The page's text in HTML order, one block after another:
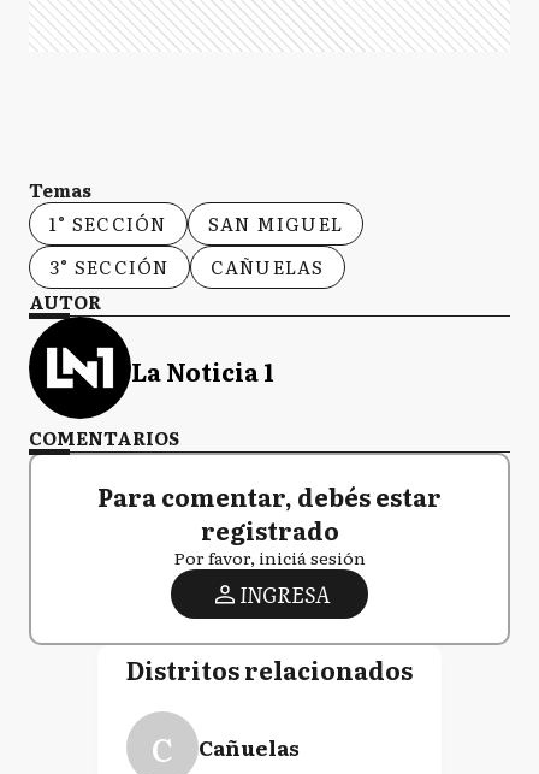
Temas
1° SECCIÓN
SAN MIGUEL
3° SECCIÓN
CAÑUELAS
AUTOR
La Noticia 1
COMENTARIOS
Para comentar, debés estar
registrado
Por favor, iniciá sesión
INGRESA
Distritos relacionados
C Cañuelas